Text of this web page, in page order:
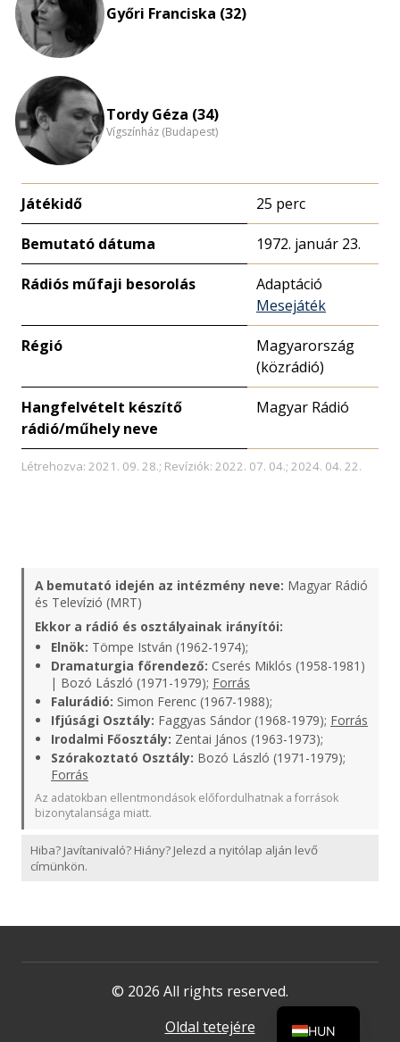
Győri Franciska (32)
Tordy Géza (34)
Vígszínház (Budapest)
Játékidő 25 perc
Bemutató dátuma 1972. január 23.
Rádiós műfaji besorolás
Adaptáció
Mesejáték
Régió
Magyarország
(közrádió)
Hangfelvételt készítő
rádió/műhely neve
Magyar Rádió
Létrehozva: 2021. 09. 28.; Revíziók: 2022. 07. 04.; 2024. 04. 22.
A bemutató idején az intézmény neve: Magyar Rádió
és Televízió (MRT)
Ekkor a rádió és osztályainak irányítói:
Elnök: Tömpe István (1962-1974);
Dramaturgia főrendező: Cserés Miklós (1958-1981)
| Bozó László (1971-1979); Forrás
Falurádió: Simon Ferenc (1967-1988);
Ifjúsági Osztály: Faggyas Sándor (1968-1979); Forrás
Irodalmi Főosztály: Zentai János (1963-1973);
Szórakoztató Osztály: Bozó László (1971-1979);
Forrás
Az adatokban ellentmondások előfordulhatnak a források
bizonytalansága miatt.
Hiba? Javítanivaló? Hiány? Jelezd a nyitólap alján levő
címünkön.
© 2026 All rights reserved.
Oldal tetejére
HUN